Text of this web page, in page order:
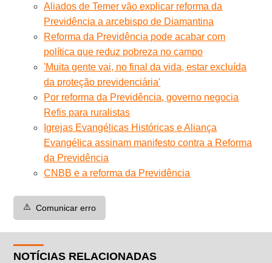
Aliados de Temer vão explicar reforma da
Previdência a arcebispo de Diamantina
Reforma da Previdência pode acabar com
política que reduz pobreza no campo
'Muita gente vai, no final da vida, estar excluída
da proteção previdenciária'
Por reforma da Previdência, governo negocia
Refis para ruralistas
Igrejas Evangélicas Históricas e Aliança
Evangélica assinam manifesto contra a Reforma
da Previdência
CNBB e a reforma da Previdência
⚠️ Comunicar erro
NOTÍCIAS RELACIONADAS